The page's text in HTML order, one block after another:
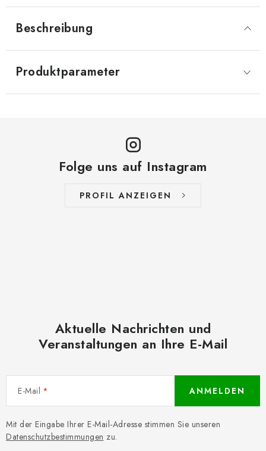
Beschreibung
Produktparameter
Folge uns auf Instagram
PROFIL ANZEIGEN
Aktuelle Nachrichten und
Veranstaltungen an Ihre E-Mail
E-Mail
Mit der Eingabe Ihrer E-Mail-Adresse stimmen Sie unseren
Datenschutzbestimmungen zu.
ANMELDEN